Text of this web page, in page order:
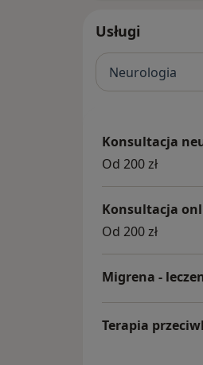
Usługi
Neurologia
Konsultacja
Od 200 zł
Konsultacja
Od 200 zł
Migrena -
Terapia